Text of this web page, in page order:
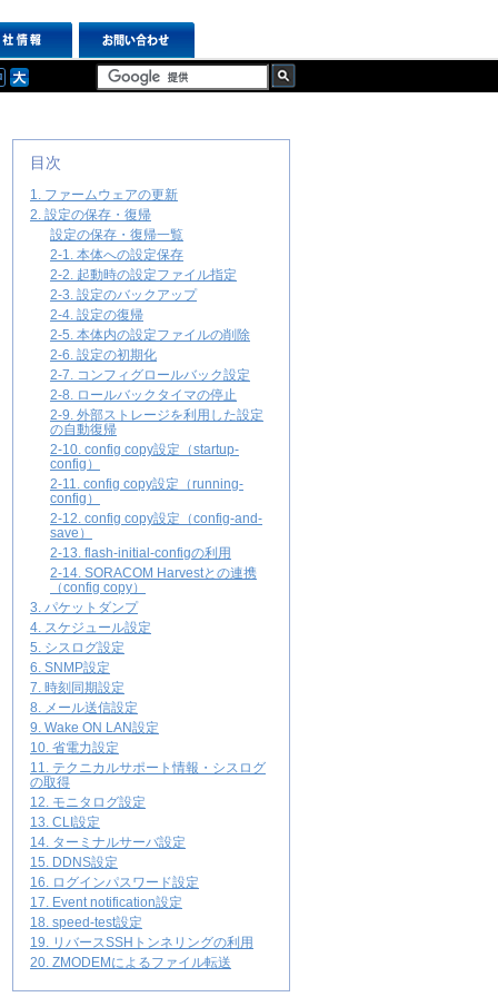
目次
1. ファームウェアの更新
2. 設定の保存・復帰
設定の保存・復帰一覧
2-1. 本体への設定保存
2-2. 起動時の設定ファイル指定
2-3. 設定のバックアップ
2-4. 設定の復帰
2-5. 本体内の設定ファイルの削除
2-6. 設定の初期化
2-7. コンフィグロールバック設定
2-8. ロールバックタイマの停止
2-9. 外部ストレージを利用した設定
の自動復帰
2-10. config copy設定（startup-
config）
2-11. config copy設定（running-
config）
2-12. config copy設定（config-and-
save）
2-13. flash-initial-configの利用
2-14. SORACOM Harvestとの連携
（config copy）
3. パケットダンプ
4. スケジュール設定
5. シスログ設定
6. SNMP設定
7. 時刻同期設定
8. メール送信設定
9. Wake ON LAN設定
10. 省電力設定
11. テクニカルサポート情報・シスログ
の取得
12. モニタログ設定
13. CLI設定
14. ターミナルサーバ設定
15. DDNS設定
16. ログインパスワード設定
17. Event notification設定
18. speed-test設定
19. リバースSSHトンネリングの利用
20. ZMODEMによるファイル転送